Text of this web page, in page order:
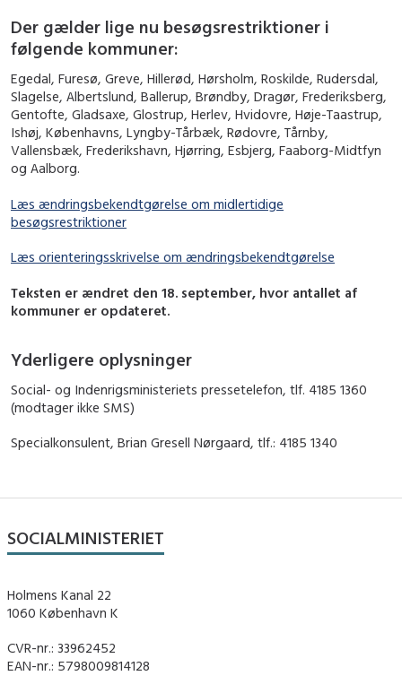
Der gælder lige nu besøgsrestriktioner i
følgende kommuner:
Egedal, Furesø, Greve, Hillerød, Hørsholm, Roskilde, Rudersdal,
Slagelse, Albertslund, Ballerup, Brøndby, Dragør, Frederiksberg,
Gentofte, Gladsaxe, Glostrup, Herlev, Hvidovre, Høje-Taastrup,
Ishøj, Københavns, Lyngby-Tårbæk, Rødovre, Tårnby,
Vallensbæk, Frederikshavn, Hjørring, Esbjerg, Faaborg-Midtfyn
og Aalborg.
Læs ændringsbekendtgørelse om midlertidige
besøgsrestriktioner
Læs orienteringsskrivelse om ændringsbekendtgørelse
Teksten er ændret den 18. september, hvor antallet af
kommuner er opdateret.
Yderligere oplysninger
Social- og Indenrigsministeriets pressetelefon, tlf. 4185 1360
(modtager ikke SMS)
Specialkonsulent, Brian Gresell Nørgaard, tlf.: 4185 1340
SOCIALMINISTERIET
Holmens Kanal 22
1060 København K
CVR-nr.: 33962452
EAN-nr.: 5798009814128